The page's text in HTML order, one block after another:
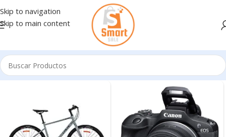
Skip to navigation
Skip to main content